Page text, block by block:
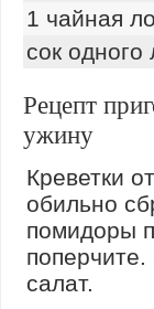
1 чайная
сок
Рецепт
ужину
Креветки
обильно
помидоры
салат.